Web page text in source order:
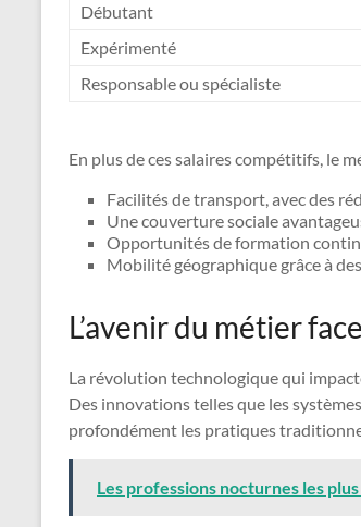
Débutant
Expérimenté
Responsable ou spécialiste
En plus de ces salaires compétitifs, le
Facilités de transport, avec des
Une couverture sociale
Opportunités de formation
Mobilité géographique grâce à
L’avenir du métier
La révolution technologique qui
Des innovations telles que les
profondément les pratiques
Les professions nocturnes les